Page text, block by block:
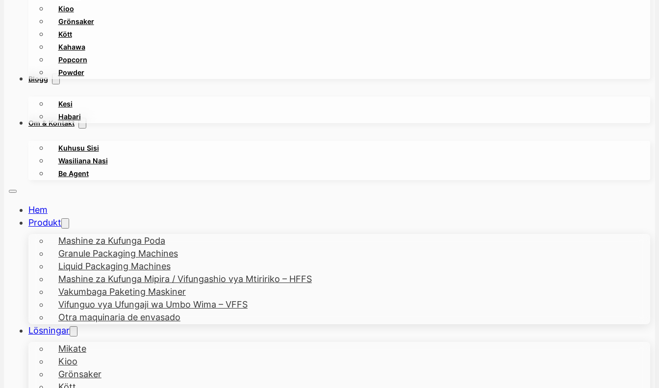
Kioo
Grönsaker
Kött
Kahawa
Popcorn
Powder
Blogg
Kesi
Habari
Om & Kontakt
Kuhusu Sisi
Wasiliana Nasi
Be Agent
Hem
Produkt
Mashine za Kufunga Poda
Granule Packaging Machines
Liquid Packaging Machines
Mashine za Kufunga Mipira / Vifungashio vya Mtiririko – HFFS
Vakumbaga Paketing Maskiner
Vifunguo vya Ufungaji wa Umbo Wima – VFFS
Otra maquinaria de envasado
Lösningar
Mikate
Kioo
Grönsaker